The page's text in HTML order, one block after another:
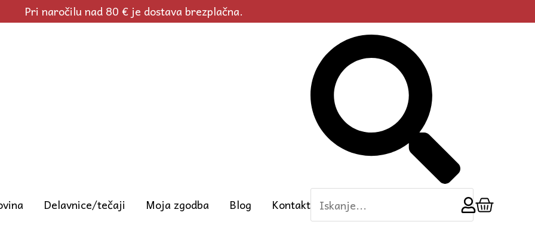
Pri naročilu nad 80 € je dostava brezplačna.
Delavnice/tečaji Moja zgodba Blog Kontakt
Search
Cart